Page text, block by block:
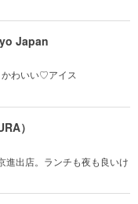
Japan
かわいい♡アイス
）
進出店。ランチも夜も良いけ